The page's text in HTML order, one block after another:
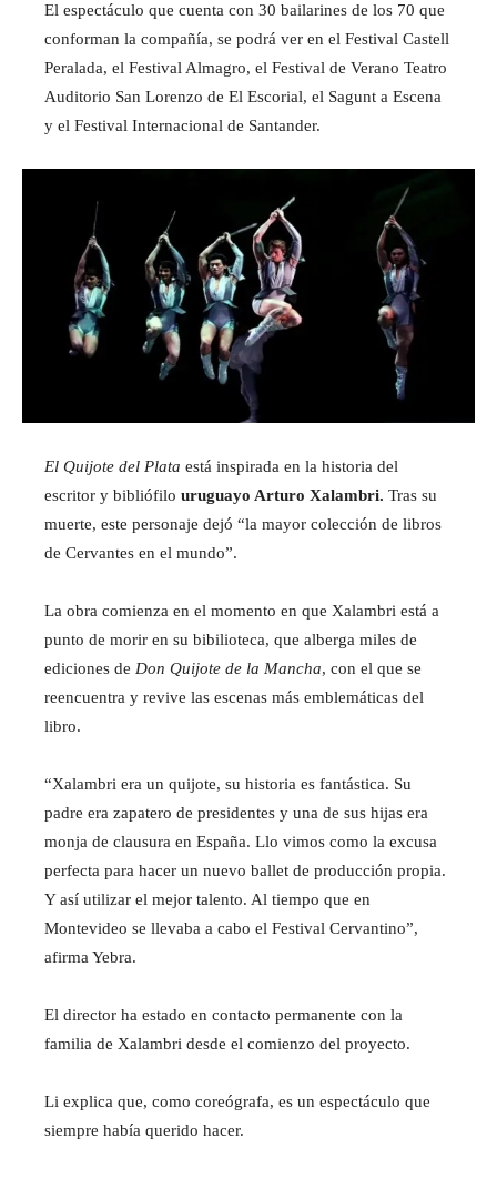
El espectáculo que cuenta con 30 bailarines de los 70 que
conforman la compañía, se podrá ver en el Festival Castell
Peralada, el Festival Almagro, el Festival de Verano Teatro
Auditorio San Lorenzo de El Escorial, el Sagunt a Escena
y el Festival Internacional de Santander.
El Quijote del Plata está inspirada en la historia del
escritor y bibliófilo uruguayo Arturo Xalambri. Tras su
muerte, este personaje dejó “la mayor colección de libros
de Cervantes en el mundo”.
La obra comienza en el momento en que Xalambri está a
punto de morir en su bibilioteca, que alberga miles de
ediciones de Don Quijote de la Mancha, con el que se
reencuentra y revive las escenas más emblemáticas del
libro.
“Xalambri era un quijote, su historia es fantástica. Su
padre era zapatero de presidentes y una de sus hijas era
monja de clausura en España. Llo vimos como la excusa
perfecta para hacer un nuevo ballet de producción propia.
Y así utilizar el mejor talento. Al tiempo que en
Montevideo se llevaba a cabo el Festival Cervantino”,
afirma Yebra.
El director ha estado en contacto permanente con la
familia de Xalambri desde el comienzo del proyecto.
Li explica que, como coreógrafa, es un espectáculo que
siempre había querido hacer.